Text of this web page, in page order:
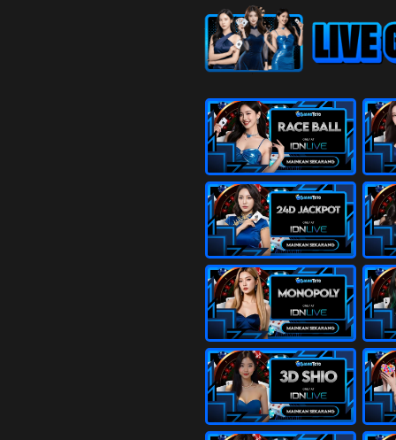
24
25
Nenek
Sikat -
26
Putri Raja
Engsel -
27
Si
Gedung
28
Anak
Sepatu -
29
Penari -